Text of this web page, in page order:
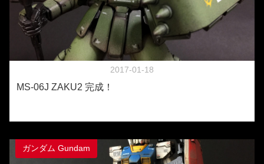
2017-01-18
MS-06J ZAKU2 完成！
ガンダム Gundam